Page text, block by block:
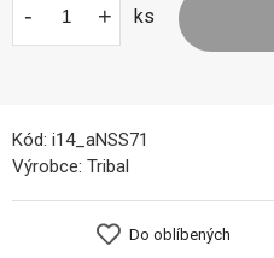
- + ks
Kód: i14_aNSS71
Výrobce: Tribal
Do oblíbených